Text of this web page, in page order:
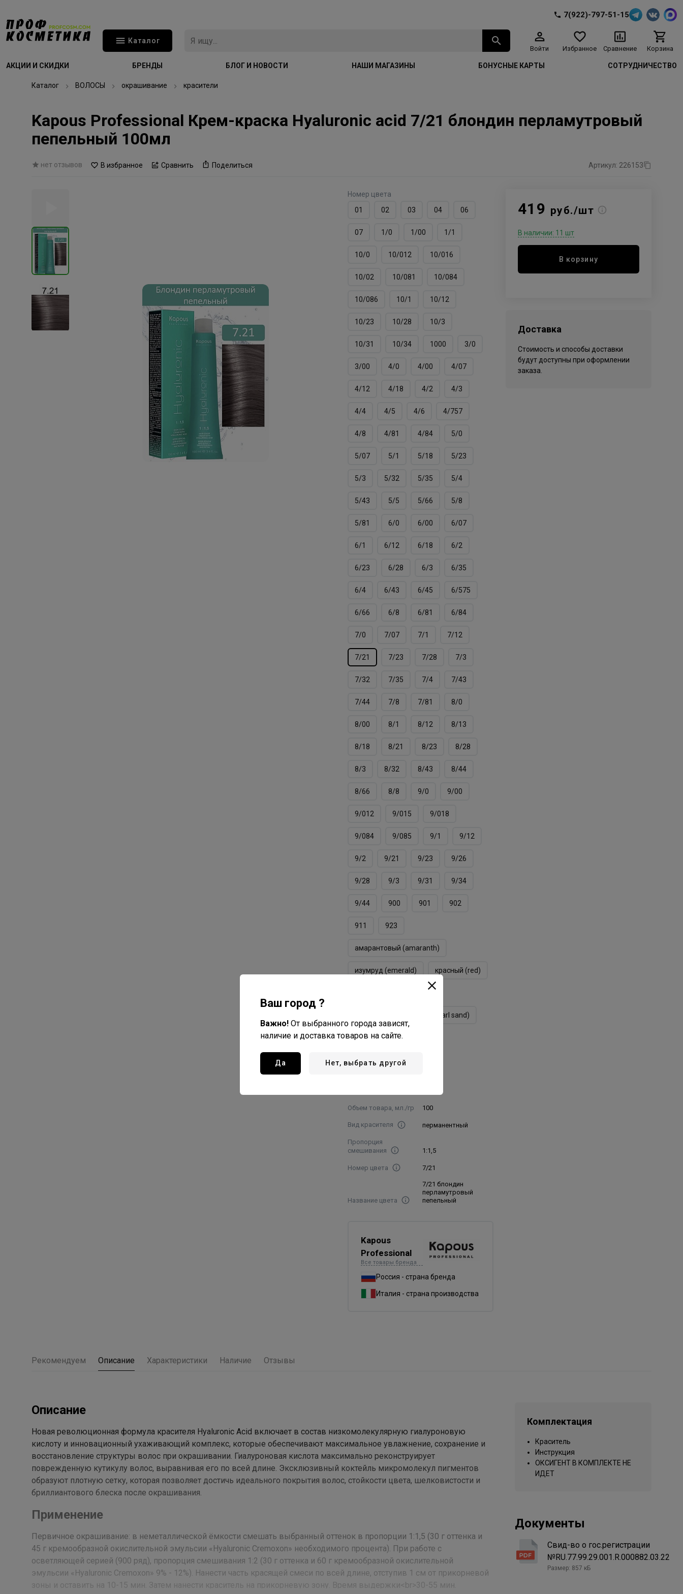
7(922)-797-51-15
Каталог
Войти Избранное Сравнение Корзина
АКЦИИ И СКИДКИ БРЕНДЫ БЛОГ И НОВОСТИ НАШИ МАГАЗИНЫ БОНУСНЫЕ КАРТЫ СОТРУДНИЧЕСТВО
Каталог ВОЛОСЫ окрашивание красители
Kapous Professional Крем-краска Hyaluronic acid 7/21 блондин перламутровый
пепельный 100мл
нет отзывов В избранное Сравнить Поделиться Артикул: 226153
Номер цвета
01
02 03 04 06
07 1/0 1/00 1/1
10/0 10/012 10/016
10/02 10/081 10/084
10/086 10/1 10/12
10/23 10/28 10/3
10/31 10/34 1000 3/0
3/00 4/0 4/00 4/07
4/12 4/18 4/2 4/3
4/4 4/5 4/6 4/757
4/8 4/81 4/84 5/0
5/07 5/1 5/18 5/23
5/3 5/32 5/35 5/4
5/43 5/5 5/66 5/8
5/81 6/0 6/00 6/07
6/1 6/12 6/18 6/2
6/23 6/28 6/3 6/35
6/4 6/43 6/45 6/575
6/66 6/8 6/81 6/84
7/0 7/07 7/1 7/12
7/21 7/23 7/28 7/3
7/32 7/35 7/4 7/43
7/44 7/8 7/81 8/0
8/00 8/1 8/12 8/13
8/18 8/21 8/23 8/28
8/3 8/32 8/43 8/44
8/66 8/8 9/0 9/00
9/012 9/015 9/018
9/084 9/085 9/1 9/12
9/2 9/21 9/23 9/26
9/28 9/3 9/31 9/34
9/44 900 901 902
911 923
амарантовый (amaranth)
изумруд (emerald) красный (red)
перламутровый песок (pearl sand)
серебрянный (silver)
фиолетовый (violet)
Объем товара, мл./гр 100
Вид красителя перманентный
Пропорция
смешивания
1:1,5
Номер цвета 7/21
Название цвета
7/21 блондин
перламутровый
пепельный
Kapous
Professional
Все товары бренда
Россия - страна бренда
Италия - страна производства
419 руб./шт
В наличии: 11 шт
В корзину
Доставка
Стоимость и способы доставки
будут доступны при оформлении
заказа.
Рекомендуем Описание Характеристики Наличие Отзывы
Описание
Новая революционная формула красителя Hyaluronic Acid включает в состав низкомолекулярную гиалуроновую
кислоту и инновационный ухаживающий комплекс, которые обеспечивают максимальное увлажнение, сохранение и
восстановление структуры волос при окрашивании. Гиалуроновая кислота максимально реконструирует
поврежденную кутикулу волос, выравнивая его по всей длине. Эксклюзивный коктейль микромолекул пигментов
образуют плотную сетку, которая позволяет достичь идеального покрытия волос, стойкости цвета, шелковистости и
бриллиантового блеска после окрашивания.
Применение
Первичное окрашивание: в неметаллической ёмкости смешать выбранный оттенок в пропорции 1:1,5 (30 г оттенка и
45 г кремообразной окислительной эмульсии «Hyaluronic Cremoxon» необходимого процента). При работе с
осветляющей серией (900 ряд), пропорция смешивания 1:2 (30 г оттенка и 60 г кремообразной окислительной
эмульсии «Hyaluronic Cremoxon» 9% - 12%). Нанести часть красящей смеси по всей длине, отступив 1 см от прикорневой
зоны и оставить на 10-15 мин. Затем нанести краситель на прикорневую зону. Время выдержки<br>30-55 мин.
Комплектация
Краситель
Инструкция
ОКСИГЕНТ В КОМПЛЕКТЕ НЕ
ИДЕТ
Документы
Свид-во о гос.регистрации
№RU.77.99.29.001.R.000882.03.22
Размер: 857 кБ
Ваш город ?
Важно! От выбранного города зависят,
наличие и доставка товаров на сайте.
Да Нет, выбрать другой